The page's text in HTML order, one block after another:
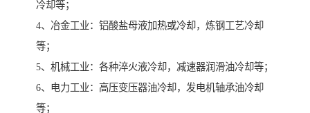
冷却等；
4、冶金工业：铝酸盐母液加热或冷却，炼钢工艺冷却
等；
5、机械工业：各种淬火液冷却，减速器润滑油冷却等；
6、电力工业：高压变压器油冷却，发电机轴承油冷却
等；